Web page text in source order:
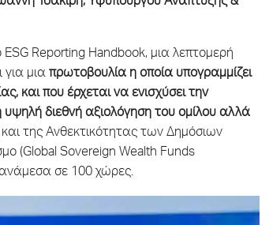
Reporting Handbook, μια λεπτομερή
για μια πρωτοβουλία η οποία υπογραμμίζει
και που έρχεται να ενισχύσει την
διεθνή αξιολόγηση του ομίλου αλλά
της Ανθεκτικότητας των Δημόσιων
(Global Sovereign Wealth Funds
σε 100 χώρες.